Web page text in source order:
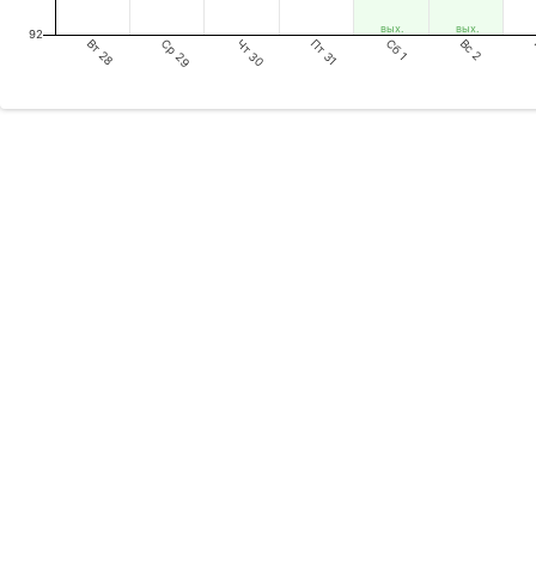
вых. вых.
Вт 28 Ср 29 Чт 30 Пт 31 Сб 1 Вс 2
92